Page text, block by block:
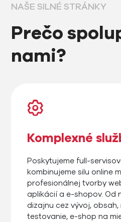
NAŠE SILNÉ STRÁNKY
Prečo
nami?
Komplexné
Poskytujeme full-
kombinujeme silu online
profesionálnej tvorby
aplikácií a e-shopov. Od
dizajnu cez vývoj, obsah,
testovanie, e-shop na